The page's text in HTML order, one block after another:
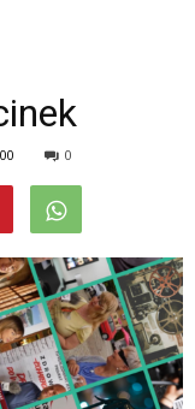
0